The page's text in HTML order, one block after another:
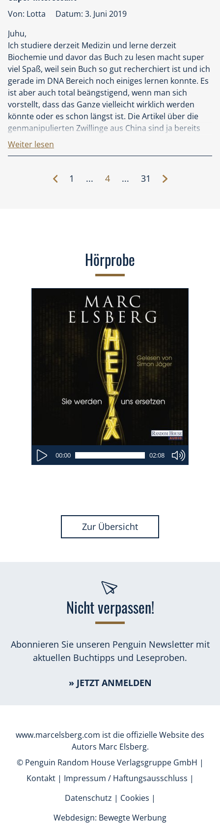
entscheiden haben, gelesen werden.
Von: Lotta
Datum: 3. Juni 2019
Juhu,
Ich studiere derzeit Medizin und lerne derzeit
Biochemie und davor das Buch zu lesen macht super
viel Spaß, weil sein Buch so gut recherchiert ist und ich
gerade im DNA Bereich noch einiges lernen konnte. Es
ist aber auch total beängstigend, wenn man sich
vorstellt, dass das Ganze vielleicht wirklich werden
könnte oder es schon längst ist. Die Artikel über die
genmanipulierten Zwillinge aus China sind ja bereits
überall im Netz nachzulesen. Ein tolles Buch, eine tolle
Geschichte gespickt mit gruseligen Wahrheiten über
Weiter lesen
1 ... 4 ... 31
Hörprobe
00:00 02:08
Zur Übersicht
Nicht verpassen!
Abonnieren Sie unseren Penguin Newsletter mit
aktuellen Buchtipps und Leseproben.
» JETZT ANMELDEN
www.marcelsberg.com ist die offizielle Website des
Autors Marc Elsberg.
© Penguin Random House Verlagsgruppe GmbH |
Kontakt| Impressum / Haftungsausschluss |
Datenschutz | Cookies |
Webdesign: Bewegte Werbung